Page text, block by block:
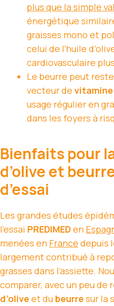
plus que la simple
énergétique
graisses mono et
celui de l’huile
cardiovasculaire
Le beurre peut
vecteur de vitamine
usage régulier en
dans les foyers à
Bienfaits pour
d’olive et
d’essai
Les grandes études
l’essai PREDIMEDen
menées en France depuis
largement contribué à
grasses dans l’assiette.
comparer, avec un peu de
d’olive et du beurre sur la